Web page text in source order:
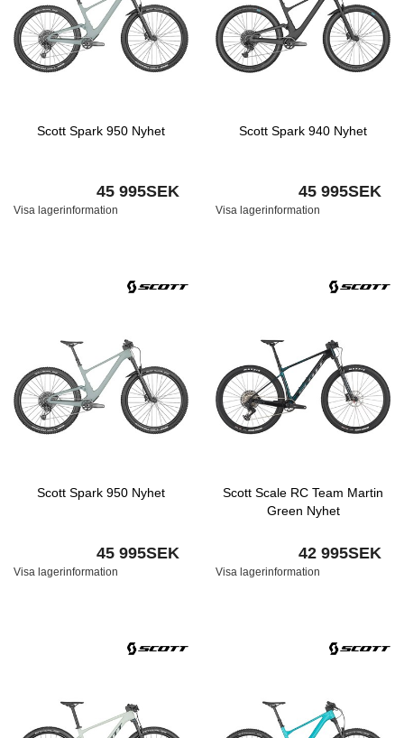
Scott Spark 950 Nyhet
45 995SEK
Visa lagerinformation
Scott Spark 940 Nyhet
45 995SEK
Visa lagerinformation
Scott Spark 950 Nyhet
45 995SEK
Visa lagerinformation
Scott Scale RC Team Martin
Green Nyhet
42 995SEK
Visa lagerinformation